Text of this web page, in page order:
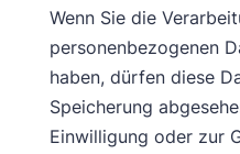
Wenn Sie die
personenbezogenen
haben, dürfen diese
Speicherung
Einwilligung oder zur